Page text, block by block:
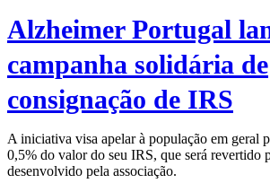
Alzheimer Portugal
campanha solidária de
consignação de IRS
A iniciativa visa apelar à população em geral
0,5% do valor do seu IRS, que será revertido
desenvolvido pela associação.